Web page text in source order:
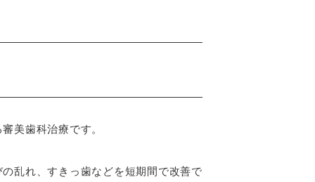
美歯科治療です。
乱れ、すきっ歯などを短期間で改善で